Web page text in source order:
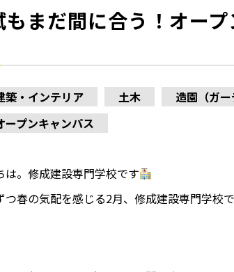
まだ間に合う！オー
築・インテリア 土木 造園（ガー
ープンキャンパス
は。修成建設専門学校です
つ春の気配を感じる2月、修成建設専門学校